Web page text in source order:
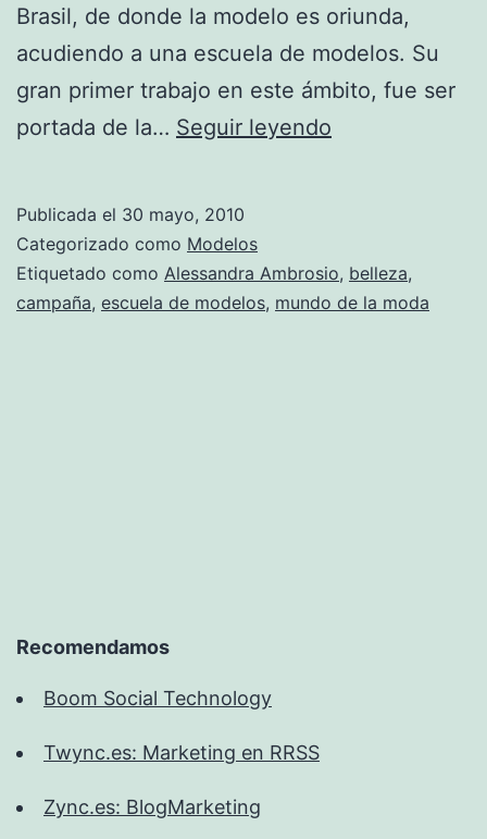
Brasil, de donde la modelo es oriunda,
acudiendo a una escuela de modelos. Su
gran primer trabajo en este ámbito, fue ser
portada de la… Seguir leyendo
Publicada el 30 mayo, 2010
Categorizado como Modelos
Etiquetado como Alessandra Ambrosio, belleza,
campaña, escuela de modelos, mundo de la moda
Recomendamos
Boom Social Technology
Twync.es: Marketing en RRSS
Zync.es: BlogMarketing